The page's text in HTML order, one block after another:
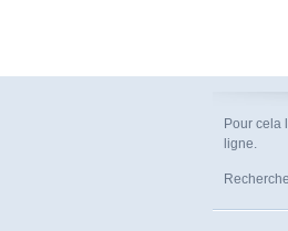
Pour cela
ligne.